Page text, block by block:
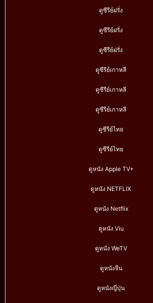
ดูซีรีย์ฝรั่ง
ดูซีรีย์ฝรั่ง
ดูซีรีย์ฝรั่ง
ดูซีรีย์เกาหลี
ดูซีรีย์เกาหลี
ดูซีรีย์เกาหลี
ดูซีรีย์ไทย
ดูซีรีย์ไทย
ดูหนัง Apple TV+
ดูหนัง NETFLIX
ดูหนัง Netflix
ดูหนัง Viu
ดูหนัง WeTV
ดูหนังจีน
ดูหนังญี่ปุ่น